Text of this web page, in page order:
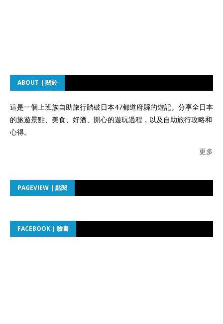
ABOUT | 關於
這是一個上班族自助旅行踏破日本47都道府縣的遊記。分享全日本
的旅遊景點、美食、好酒、開心的遊玩過程，以及自助旅行攻略和
心得。
更多
PAGEVIEW | 點閱
FACEBOOK | 臉書